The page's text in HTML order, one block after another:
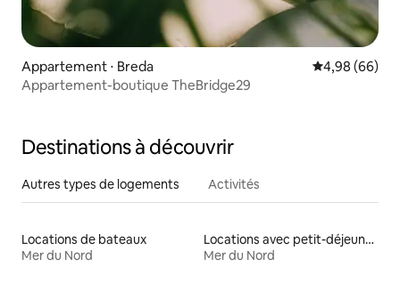
Appartement ⋅ Breda Évaluation
4,98 (66)
Appartement-boutique TheBridge29
Destinations à découvrir
Autres types de logements Activités
Locations de bateaux
Mer du Nord
Locations avec petit-déjeuner
Mer du Nord